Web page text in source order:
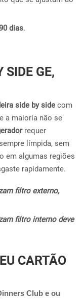
dias.
SIDE GE,
side by side com
a maioria não se
requer
límpida, sem
em algumas regiões
rapidamente.
filtro externo,
filtro interno deve
CARTÃO
Club e ou